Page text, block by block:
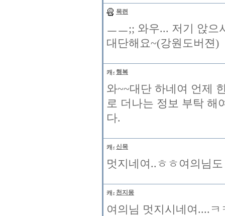
목련
ㅡㅡ;; 와우... 저기 앉으
대단해요~(강원도버젼)
행복
와~~대단 하네여 언제
로 더나는 정보 부탁 해
다.
신목
멋지네여..ㅎㅎ여의님
천지몽
여의님 멋지시네여....ㅋ